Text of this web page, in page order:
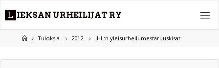
L IEKSAN URHEILIJAT RY
HomeTuloksia 2012 JHL:n yleisurheilumestaruuskisat